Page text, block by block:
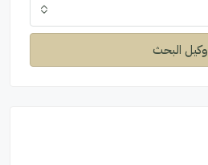
وكيل البحث